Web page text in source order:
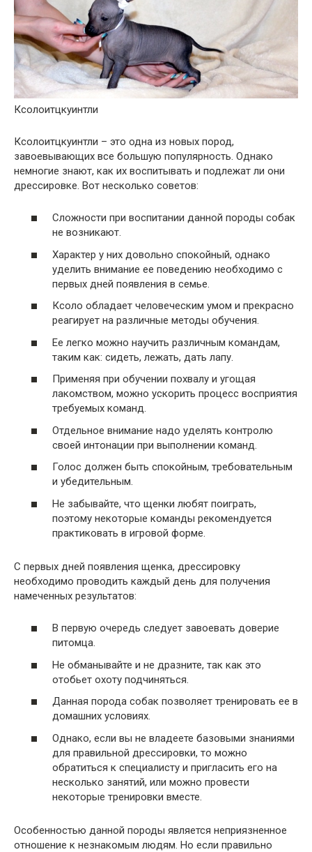
Ксолоитцкуинтли
Ксолоитцкуинтли – это одна из новых пород,
завоевывающих все большую популярность. Однако
немногие знают, как их воспитывать и подлежат ли они
дрессировке. Вот несколько советов:
Сложности при воспитании данной породы собак
не возникают.
Характер у них довольно спокойный, однако
уделить внимание ее поведению необходимо с
первых дней появления в семье.
Ксоло обладает человеческим умом и прекрасно
реагирует на различные методы обучения.
Ее легко можно научить различным командам,
таким как: сидеть, лежать, дать лапу.
Применяя при обучении похвалу и угощая
лакомством, можно ускорить процесс восприятия
требуемых команд.
Отдельное внимание надо уделять контролю
своей интонации при выполнении команд.
Голос должен быть спокойным, требовательным
и убедительным.
Не забывайте, что щенки любят поиграть,
поэтому некоторые команды рекомендуется
практиковать в игровой форме.
С первых дней появления щенка, дрессировку
необходимо проводить каждый день для получения
намеченных результатов:
В первую очередь следует завоевать доверие
питомца.
Не обманывайте и не дразните, так как это
отобьет охоту подчиняться.
Данная порода собак позволяет тренировать ее в
домашних условиях.
Однако, если вы не владеете базовыми знаниями
для правильной дрессировки, то можно
обратиться к специалисту и пригласить его на
несколько занятий, или можно провести
некоторые тренировки вместе.
Особенностью данной породы является неприязненное
отношение к незнакомым людям. Но если правильно